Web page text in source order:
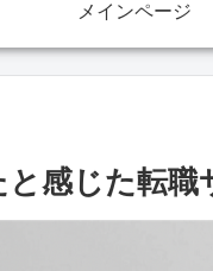
メインページ
と感じた転